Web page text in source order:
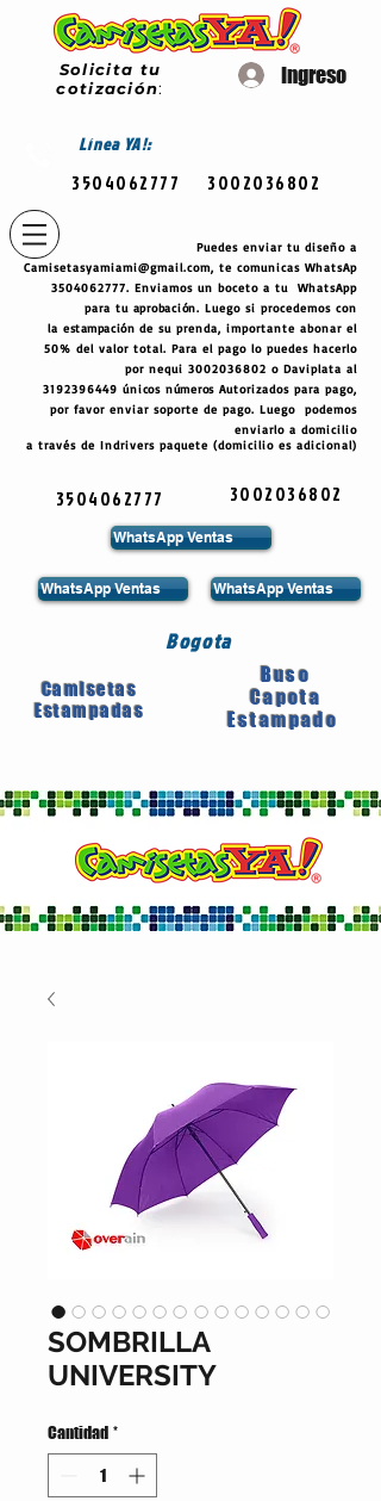
Solicita tu
cotización:
Ingreso
LíneaYA!:
3504062777 3002036802
Puedes enviar tu diseño a
Camisetasyamiami@gmail.com, te comunicas WhatsAp
3504062777. Enviamos un boceto a tu WhatsApp
para tu aprobación. Luego si procedemos con
laestampación de su prenda, importante abonar el
50% del valor total. Para el pago lo puedes hacerlo
por nequi 3002036802 o Daviplata al
3192396449 únicos números Autorizados para pago,
por favor enviar soporte de pago. Luego podemos
enviarlo a domicilio
a través de Indrivers paquete (domicilio es adicional)
3504062777 3002036802
WhatsApp Ventas
WhatsApp Ventas WhatsApp Ventas
Bogota
Camisetas
Estampadas
Buso
Capota
Estampado
SOMBRILLA
UNIVERSITY
Cantidad *